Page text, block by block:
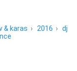
& karas › 2016 ›dj